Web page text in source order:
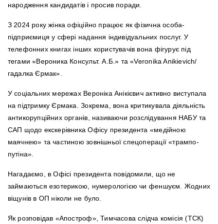
народження кандидатів і просив поради.
З 2024 року жінка офіційно працює як фізична особа-
підприємиця у сфері надання індивідуальних послуг. У
телефонних книгах інших користувачів вона фігурує під
тегами «Вероника Консульт. А.Б.» та «Veronika Anikievich/
гадалка Єрмак».
У соціальних мережах Вероніка Анікієвич активно виступала
на підтримку Єрмака. Зокрема, вона критикувала діяльність
антикорупційних органів, називаючи розслідування НАБУ та
САП щодо екскерівника Офісу президента «медійною
маячнею» та частиною зовнішньої спецоперації «трампо-
путіна».
Нагадаємо, в Офісі президента повідомили, що не
займаються езотерикою, нумерологією чи феншуєм. Жодних
віщунів в ОП ніколи не було.
Як розповідав «Апостроф», Тимчасова слідча комісія (ТСК)